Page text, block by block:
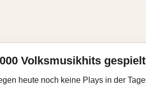
Volksmusikhits gespielt
heute noch keine Plays in der